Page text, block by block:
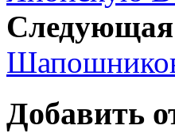
Следующая
Добавить